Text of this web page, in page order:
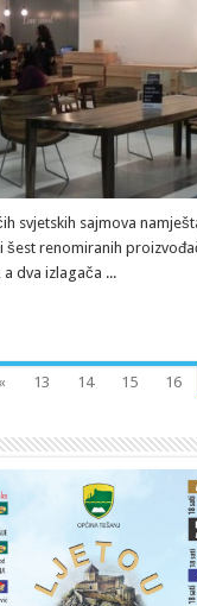
svjetskih sajmova
renomiranih
dva izlagača ...
« 13 14 15 16